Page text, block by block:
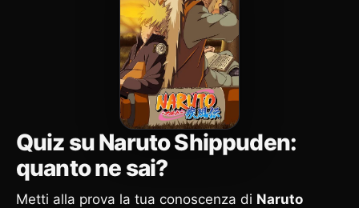
Quiz su Naruto Shippuden:
quanto ne sai?
Metti alla prova la tua conoscenza di Naruto